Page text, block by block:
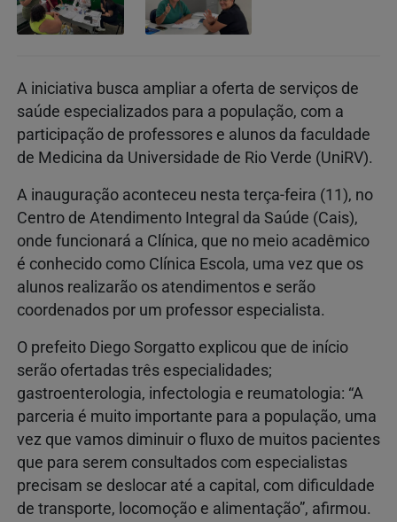
A iniciativa busca ampliar a oferta de serviços de
saúde especializados para a população, com a
participação de professores e alunos da faculdade
de Medicina da Universidade de Rio Verde (UniRV).
A inauguração aconteceu nesta terça-feira (11), no
Centro de Atendimento Integral da Saúde (Cais),
onde funcionará a Clínica, que no meio acadêmico
é conhecido como Clínica Escola, uma vez que os
alunos realizarão os atendimentos e serão
coordenados por um professor especialista.
O prefeito Diego Sorgatto explicou que de início
serão ofertadas três especialidades;
gastroenterologia, infectologia e reumatologia: “A
parceria é muito importante para a população, uma
vez que vamos diminuir o fluxo de muitos pacientes
que para serem consultados com especialistas
precisam se deslocar até a capital, com dificuldade
de transporte, locomoção e alimentação”, afirmou.